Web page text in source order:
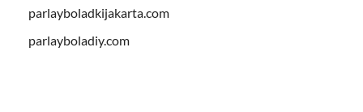
parlayboladkijakarta.com
parlayboladiy.com